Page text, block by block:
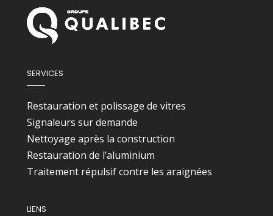
SERVICES
Restauration et polissage de vitres
Signaleurs sur demande
Nettoyage après la construction
Restauration de l’aluminium
Traitement répulsif contre les araignées
LIENS